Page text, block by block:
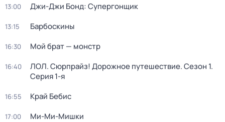
13:00 Джи-Джи Бонд: Супергонщик
13:15 Барбоскины
16:30 Мой брат — монстр
16:40 ЛОЛ. Сюрпрайз! Дорожное путешествие. Сезон 1.
Серия 1-я
16:55 Край Бебис
17:00 Ми-Ми-Мишки